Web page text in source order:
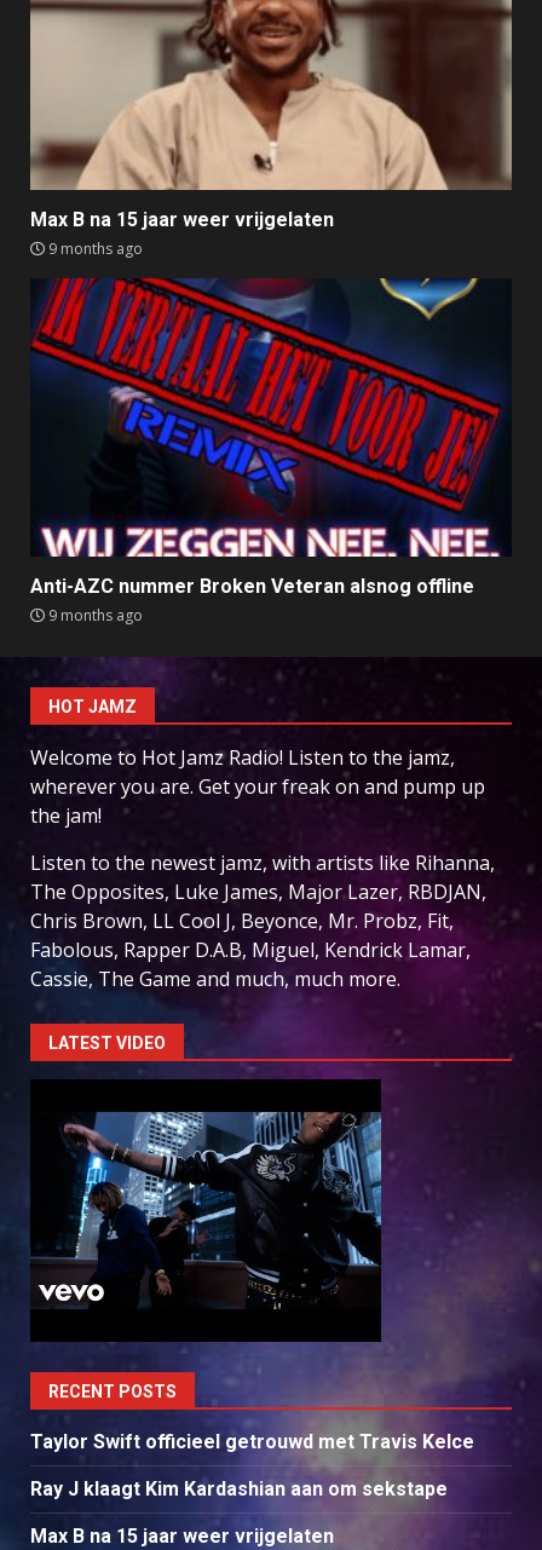
Max B na 15 jaar weer vrijgelaten
9 months ago
Anti-AZC nummer Broken Veteran alsnog offline
9 months ago
HOT JAMZ
Welcome to Hot Jamz Radio! Listen to the jamz,
wherever you are. Get your freak on and pump up
the jam!
Listen to the newest jamz, with artists like Rihanna,
The Opposites, Luke James, Major Lazer, RBDJAN,
Chris Brown, LL Cool J, Beyonce, Mr. Probz, Fit,
Fabolous, Rapper D.A.B, Miguel, Kendrick Lamar,
Cassie, The Game and much, much more.
LATEST VIDEO
RECENT POSTS
Taylor Swift officieel getrouwd met Travis Kelce
Ray J klaagt Kim Kardashian aan om sekstape
Max B na 15 jaar weer vrijgelaten